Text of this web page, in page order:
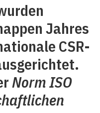
Jahres
CSR-
Norm ISO